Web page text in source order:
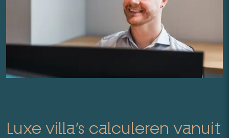
Luxe villa’s calculeren vanuit